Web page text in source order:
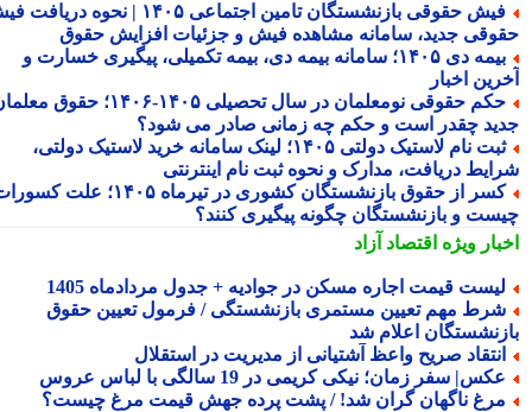
فیش حقوقی بازنشستگان تامین اجتماعی ۱۴۰۵ | نحوه دریافت فیش
جدید، سامانه مشاهده فیش و جزئیات افزایش حقوق
بیمه دی ۱۴۰۵؛ سامانه بیمه دی، بیمه تکمیلی، پیگیری خسارت و
اخبار
حکم حقوقی نومعلمان در سال تحصیلی ۱۴۰۵-۱۴۰۶؛ حقوق معلمان
چقدر است و حکم چه زمانی صادر می شود؟
ثبت نام لاستیک دولتی ۱۴۰۵؛ لینک سامانه خرید لاستیک دولتی،
دریافت، مدارک و نحوه ثبت نام اینترنتی
کسر از حقوق بازنشستگان کشوری در تیرماه ۱۴۰۵؛ علت کسورات
و بازنشستگان چگونه پیگیری کنند؟
ویژهاقتصاد آزاد
قیمت اجاره مسکن در جوادیه + جدول مردادماه 1405
مهم تعیین مستمری بازنشستگی / فرمول تعیین حقوق
اعلام شد
صریح واعظ آشتیانی از مدیریت در استقلال
سفر زمان؛ نیکی کریمی در 19 سالگی با لباس عروس
ناگهان گران شد! / پشت پرده جهش قیمت مرغ چیست؟